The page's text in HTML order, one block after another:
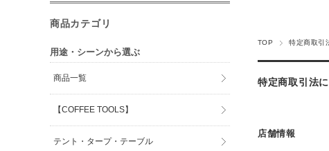
TOP 特定商取引
特定商取引法
店舗情報
商品カテゴリ
用途・シーンから選ぶ
商品一覧
【COFFEE TOOLS】
テント・タープ・テーブル